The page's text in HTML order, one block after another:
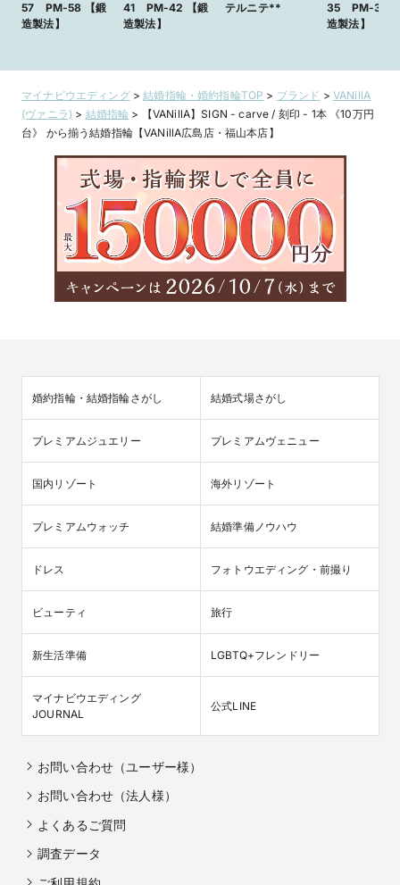
57 PM-58 【鍛
造製法】
41 PM-42 【鍛
造製法】
テルニテ**
35 PM-36
造製法】
マイナビウエディング>結婚指輪・婚約指輪TOP > ブランド > VANillA
(ヴァニラ) > 結婚指輪 >
【VANillA】SIGN - carve / 刻印 - 1本 《10万円
台》 から揃う結婚指輪【VANillA広島店・福山本店】
婚約指輪・結婚指輪さがし 結婚式場さがし
プレミアムジュエリー プレミアムヴェニュー
国内リゾート 海外リゾート
プレミアムウォッチ 結婚準備ノウハウ
ドレス フォトウエディング・前撮り
ビューティ 旅行
新生活準備 LGBTQ+フレンドリー
マイナビウエディング
JOURNAL
公式LINE
お問い合わせ（ユーザー様）
お問い合わせ（法人様）
よくあるご質問
調査データ